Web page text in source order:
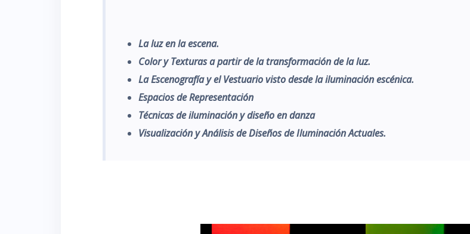
La luz en la escena.
Color y Texturas a partir de la transformación de la luz.
La Escenografía y el Vestuario visto desde la iluminación escénica.
Espacios de Representación
Técnicas de iluminación y diseño en danza
Visualización y Análisis de Diseños de Iluminación Actuales.